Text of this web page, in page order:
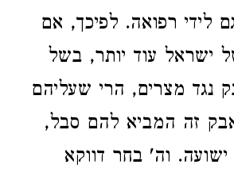
לידי רפואה. לפיכך, אם
ישראל עוד יותר, בשל
נגד מצרים, הרי שעליהם
זה המביא להם סבל,
וה' בחר דווקא